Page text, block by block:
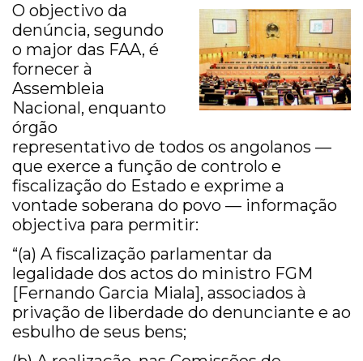
O objectivo da
denúncia, segundo
o major das FAA, é
fornecer à
Assembleia
Nacional, enquanto
órgão
representativo de todos os angolanos —
que exerce a função de controlo e
fiscalização do Estado e exprime a
vontade soberana do povo — informação
objectiva para permitir:
“(a) A fiscalização parlamentar da
legalidade dos actos do ministro FGM
[Fernando Garcia Miala], associados à
privação de liberdade do denunciante e ao
esbulho de seus bens;